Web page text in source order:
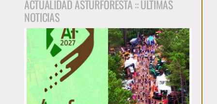
ACTUALIDAD ASTURFORESTA :: ÚLTIMAS
NOTICIAS